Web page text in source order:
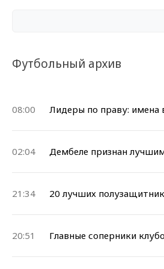
Футбольный архив
08:00 Лидеры по праву: имена
02:04 Дембеле признан
21:34 20 лучших
20:51 Главные соперники